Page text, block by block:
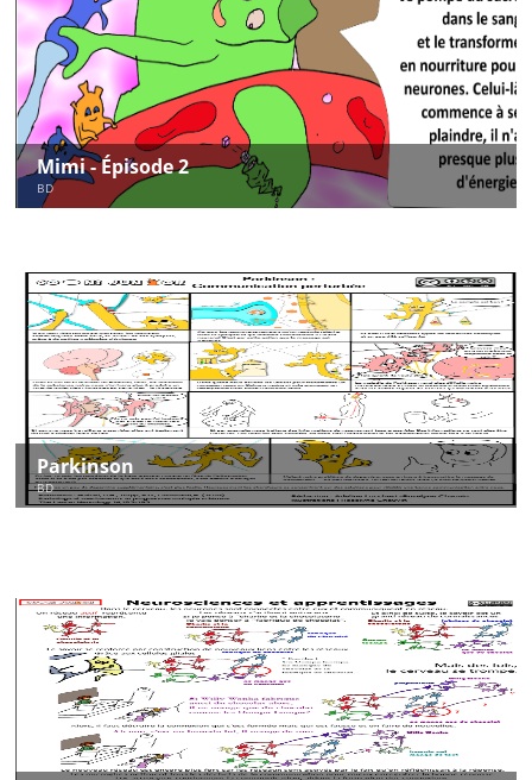
Mimi - Épisode 2
BD
Parkinson
BD